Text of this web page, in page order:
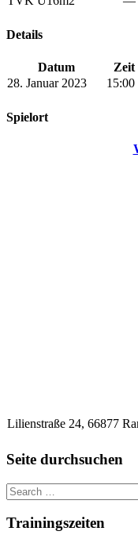
Details
Datum Zeit
28. Januar 2023
15:00
Spielort
Lilienstraße 24, 66877
Seite durchsuchen
Trainingszeiten